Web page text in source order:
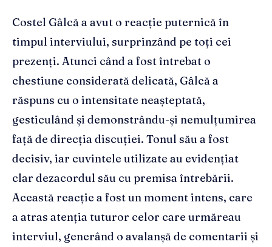
Costel Gâlcă a avut o reacție puternică în
timpul interviului, surprinzând pe toți cei
prezenți. Atunci când a fost întrebat o
chestiune considerată delicată, Gâlcă a
răspuns cu o intensitate neașteptată,
gesticulând și demonstrându-și nemulțumirea
față de direcția discuției. Tonul său a fost
decisiv, iar cuvintele utilizate au evidențiat
clar dezacordul său cu premisa întrebării.
Această reacție a fost un moment intens, care
a atras atenția tuturor celor care urmăreau
interviul, generând o avalanșă de comentarii și